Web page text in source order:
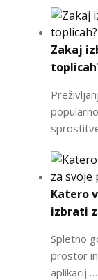
Zakaj
Katero
izbrati
Spletno
prostor
aplikacij …